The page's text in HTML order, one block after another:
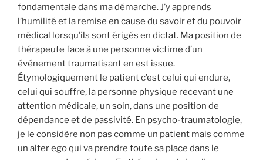
fondamentale dans ma démarche. J’y apprends
l’humilité et la remise en cause du savoir et du pouvoir
médical lorsqu’ils sont érigés en dictat. Ma position de
thérapeute face à une personne victime d’un
événement traumatisant en est issue.
Étymologiquement le patient c’est celui qui endure,
celui qui souffre, la personne physique recevant une
attention médicale, un soin, dans une position de
dépendance et de passivité. En psycho-traumatologie,
je le considère non pas comme un patient mais comme
un alter ego qui va prendre toute sa place dans le